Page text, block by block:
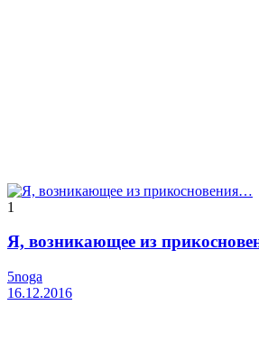
1
Я, возникающее из
5noga
16.12.2016